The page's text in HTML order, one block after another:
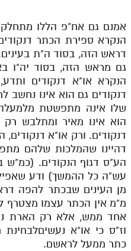
אמנם גם אח"פ הללו
הנקרא ספירת הכתר
דראש הזה, בסוד ה"ת
גם מראש הזה, בסוד יה"ו
הנקרא או"א דנקודים
דנקודים גם הוא אינו
שלו אינה מתפשטת
הוא אינו מאיר ומתלבש
דנקודים. ורק או"א
דהיינו שהמלכות שלהם
הע"ס דגוף הנקודים.
עש"ה כל ההמשך) ודע
מן העינים שבכתר להפה
מ"מ אין הכתר עצמו מצטרף
אחד ממש, אלא רק הארת
וז"ס כי או"א
כתר ממעל לראשם.